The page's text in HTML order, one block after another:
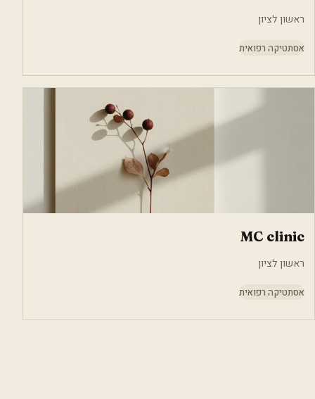
ראשון לציון
אסתטיקה רפואית
MC clinic
ראשון לציון
אסתטיקה רפואית